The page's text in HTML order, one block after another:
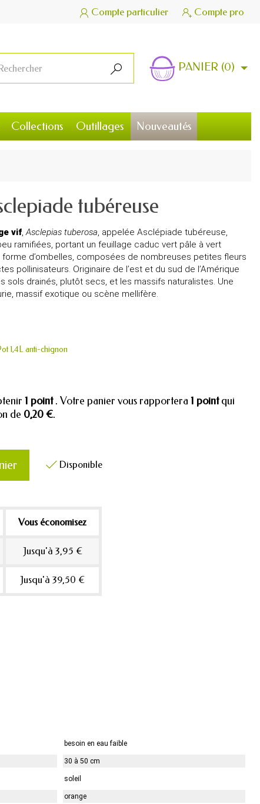
 Compte particulier  Compte pro
 PANIER (0)
Collections Outillages Nouveautés
tubéreuse
vif,Asclepias tuberosa, appelée Asclépiade tubéreuse,
ramifiées, portant un feuillage caduc vert pâle à vert
d’ombelles, composées de nombreuses petites fleurs
pollinisateurs. Originaire de l’est et du sud de l’Amérique
sols drainés, plutôt secs, et les massifs naturalistes. Une
massif exotique ou scène mellifère.
1,4L anti-chignon
1 point . Votre panier vous rapportera 1 pointqui
de 0,20 €.
 Disponible
Vous économisez
Jusqu'à 3,95 €
Jusqu'à 39,50 €
besoin en eau faible
30 à 50 cm
soleil
orange